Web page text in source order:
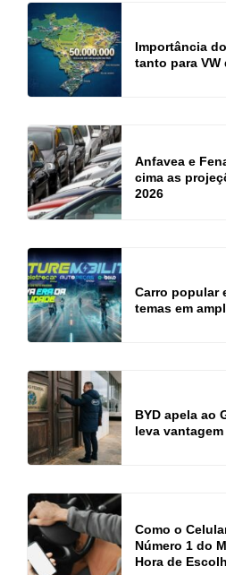
Importância
tanto para
Anfavea e
cima as
2026
Carro popular
temas em
BYD apela ao
leva
Como o
Número 1 do
Hora de